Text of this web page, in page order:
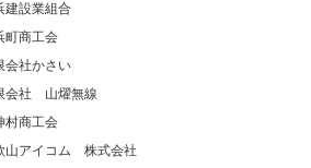
建設業組合
町商工会
会社かさい
会社 山燿無線
村商工会
山アイコム 株式会社